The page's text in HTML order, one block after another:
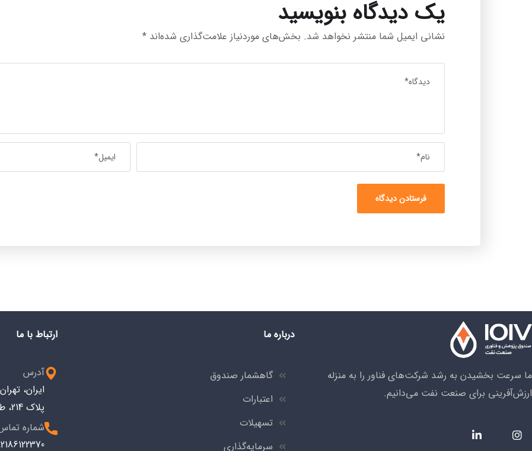
یک دیدگاه بنویسید
نشانی ایمیل شما منتشر نخواهد شد. بخش‌های موردنیاز علامت‌گذاری شده‌اند *
ما سرعت بخشیدن به رشد شرکت‌های فناور را به منزله
ارزش‌آفرینی برای صنعت نفت می‌دانیم.
درباره ما
گاهشمار صندوق
اعتبارات
تسهیلات
سرمایه‌گذاری
ارتباط با ما
آدرس
ایران،
پلاک 214، طبقه سوم کد پستی: 1533743914
شماره